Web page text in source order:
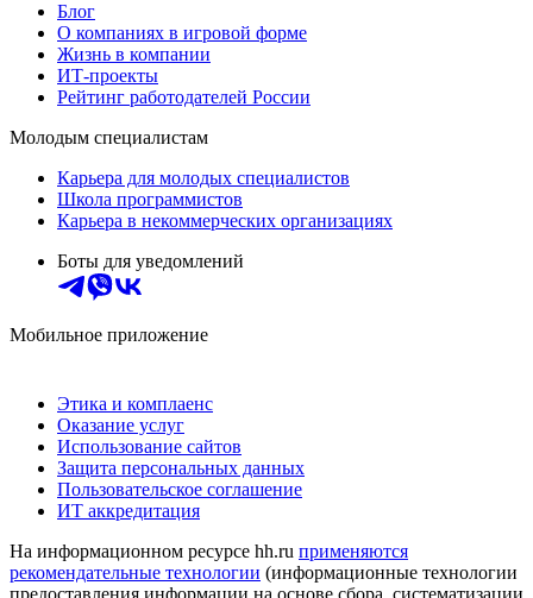
Блог
О компаниях в игровой форме
Жизнь в компании
ИТ-проекты
Рейтинг работодателей России
Молодым специалистам
Карьера для молодых специалистов
Школа программистов
Карьера в некоммерческих организациях
Боты для уведомлений
Мобильное приложение
Этика и комплаенс
Оказание услуг
Использование сайтов
Защита персональных данных
Пользовательское соглашение
ИТ аккредитация
На информационном ресурсе hh.ru применяются
рекомендательные технологии (информационные технологии